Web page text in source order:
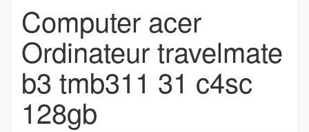
Computer acer
Ordinateur travelmate
b3 tmb311 31 c4sc
128gb